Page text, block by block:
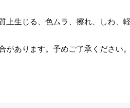
生じる、色ムラ、擦れ、しわ、
あります。予めご了承ください。